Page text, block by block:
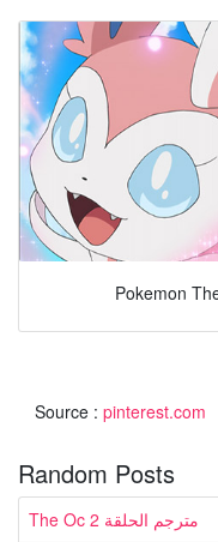
Pokemon
Source : pinterest.com
Random Posts
The Oc مترجم الحلقة 2